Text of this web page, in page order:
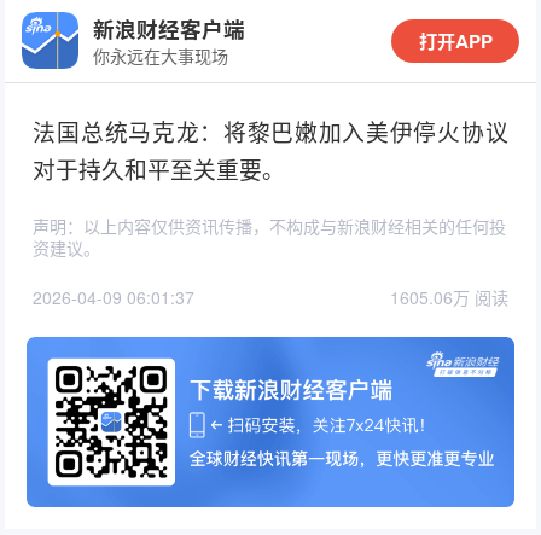
新浪财经客户端
你永远在大事现场
打开APP
法国总统马克龙：将黎巴嫩加入美伊停火协议
对于持久和平至关重要。
声明：以上内容仅供资讯传播，不构成与新浪财经相关的任何投
资建议。
2026-04-09 06:01:37 1605.06万 阅读